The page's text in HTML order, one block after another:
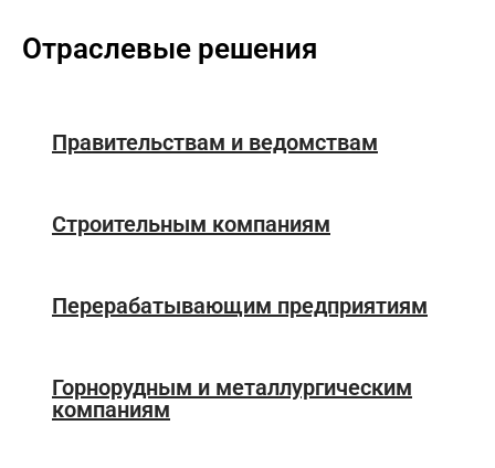
Отраслевые решения
Правительствам и ведомствам
Строительным компаниям
Перерабатывающим предприятиям
Горнорудным и металлургическим
компаниям